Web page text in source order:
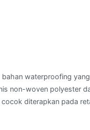
waterproofing
non-woven polyester
diterapkan pada